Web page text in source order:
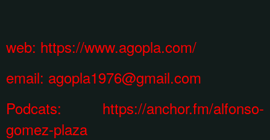
web: https://www.agopla.com/
email: agopla1976@gmail.com
Podcats: https://anchor.fm/alfonso-
gomez-plaza